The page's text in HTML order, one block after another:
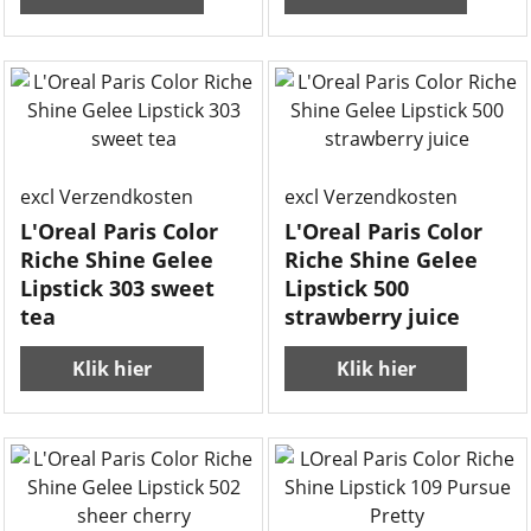
excl Verzendkosten
L'Oreal Paris Color
Riche Shine Gelee
Lipstick 303 sweet
tea
Klik hier
excl Verzendkosten
L'Oreal Paris Color
Riche Shine Gelee
Lipstick 500
strawberry juice
Klik hier